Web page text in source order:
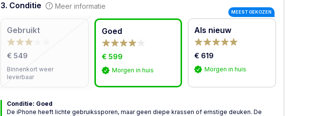
3. Conditie Meer informatie
Gebruikt
€ 549
Binnenkort weer
leverbaar
Goed
€ 599
Morgen in huis
Als nieuw
MEEST GEKOZEN
€ 619
Morgen in huis
Conditie: Goed
De iPhone heeft lichte gebruikssporen, maar geen diepe krassen of ernstige deuken. De